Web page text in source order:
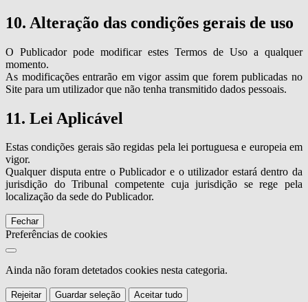
10. Alteração das condições gerais de uso
O Publicador pode modificar estes Termos de Uso a qualquer
momento.
As modificações entrarão em vigor assim que forem publicadas no
Site para um utilizador que não tenha transmitido dados pessoais.
11. Lei Aplicável
Estas condições gerais são regidas pela lei portuguesa e europeia em
vigor.
Qualquer disputa entre o Publicador e o utilizador estará dentro da
jurisdição do Tribunal competente cuja jurisdição se rege pela
localização da sede do Publicador.
Fechar
Preferências de cookies
Ainda não foram detetados cookies nesta categoria.
Rejeitar Guardar seleção Aceitar tudo